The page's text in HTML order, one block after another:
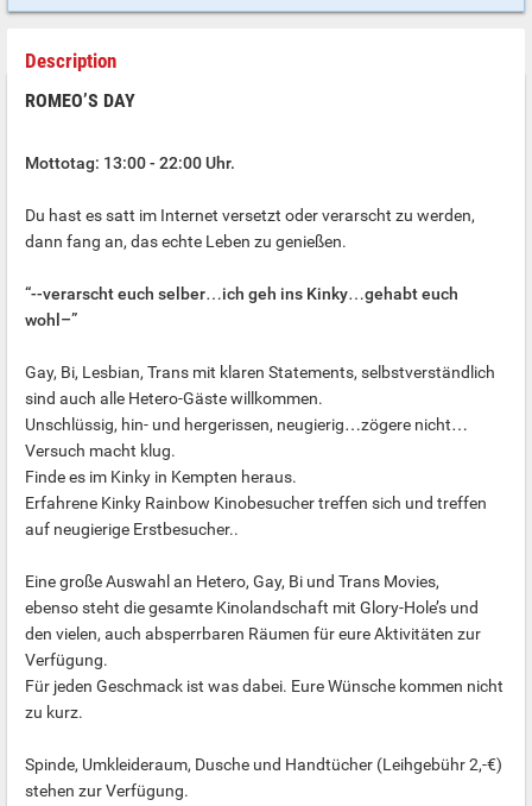
Description
ROMEO’S DAY
Mottotag: 13:00 - 22:00 Uhr.
Du hast es satt im Internet versetzt oder verarscht zu werden,
dann fang an, das echte Leben zu genießen.
“--verarscht euch selber…ich geh ins Kinky…gehabt euch
wohl–”
Gay, Bi, Lesbian, Trans mit klaren Statements, selbstverständlich
sind auch alle Hetero-Gäste willkommen.
Unschlüssig, hin- und hergerissen, neugierig…zögere nicht…
Versuch macht klug.
Finde es im Kinky in Kempten heraus.
Erfahrene Kinky Rainbow Kinobesucher treffen sich und treffen
auf neugierige Erstbesucher..
Eine große Auswahl an Hetero, Gay, Bi und Trans Movies,
ebenso steht die gesamte Kinolandschaft mit Glory-Hole’s und
den vielen, auch absperrbaren Räumen für eure Aktivitäten zur
Verfügung.
Für jeden Geschmack ist was dabei. Eure Wünsche kommen nicht
zu kurz.
Spinde, Umkleideraum, Dusche und Handtücher (Leihgebühr 2,-€)
stehen zur Verfügung.